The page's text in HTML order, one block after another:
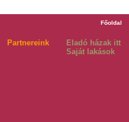
Főoldal
Partnereink Eladó házak itt
Saját lakások